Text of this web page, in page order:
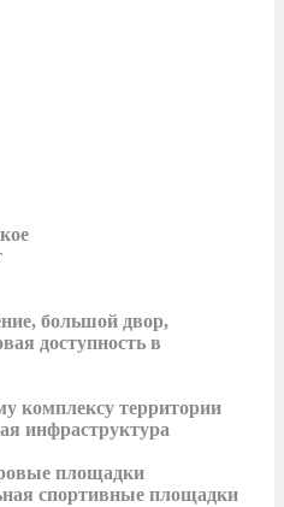
большой двор,
доступность в
комплексу территории
инфраструктура
площадки
спортивные площадки